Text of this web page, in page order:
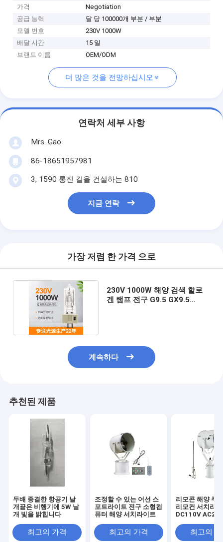
가격
Negotiation
공급 능력
달 당 100000개 부분 / 부분
모델 번호
230V 1000W
배달 시간
15 일
브랜드 이름
OEM/ODM
더 많은 것을 전망하십시오
연락처 세부 사항
Mrs. Gao
86-18651957981
3, 1590 롱진 길을 건설하는 810
지금 연락
가장 저렴 한 가격 으로
230V 1000W 해양 검색 할로
겐 램프 전구 G9.5 GX9.5
계속하다
추천된 제품
두배 종결한 항공기 날
개끝은 비행기에 5W 날
개 빛을 밝힙니다
최고의 가격
조정할 수 있는 어선 스
포트라이트 전구 소형컴
퓨터 해양 서치라이트
최고의 가격
리모콘 해양 주
리모컨 서치라
DC110V
최고의